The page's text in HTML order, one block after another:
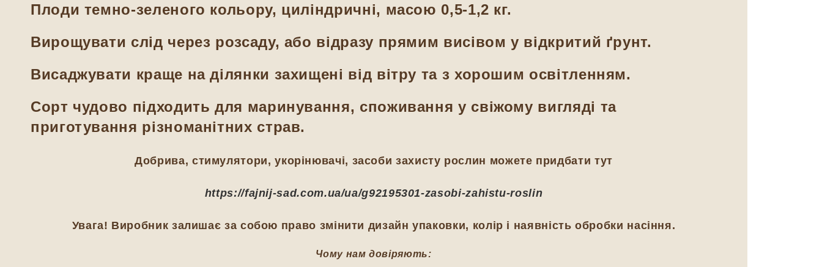
Плоди темно-зеленого кольору, циліндричні, масою 0,5-1,2 кг.
Вирощувати слід через розсаду, або відразу прямим висівом у відкритий ґрунт.
Висаджувати краще на ділянки захищені від вітру та з хорошим освітленням.
Сорт чудово підходить для маринування, споживання у свіжому вигляді та
приготування різноманітних страв.
Добрива, стимулятори, укорінювачі, засоби захисту рослин можете придбати тут
https://fajnij-sad.com.ua/ua/g92195301-zasobi-zahistu-roslin
Увага! Виробник залишає за собою право змінити дизайн упаковки, колір і наявність обробки насіння.
Чому нам довіряють: